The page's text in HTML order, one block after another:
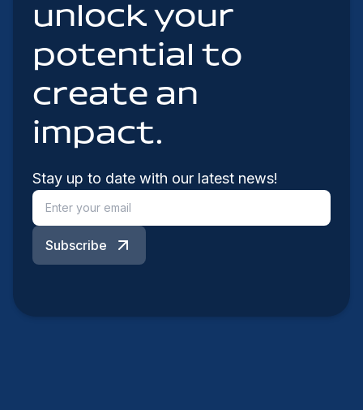
unlock your
potential to
create an
impact.
Stay up to date with our latest news!
Subscribe